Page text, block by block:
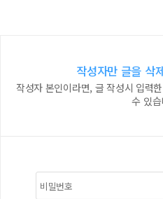
작성자만 글을 삭
작성자 본인이라면, 글 작성시 입력
수 있